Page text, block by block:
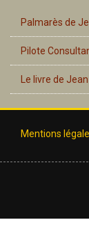
Palmarès de
Pilote
Le livre de
Mentions